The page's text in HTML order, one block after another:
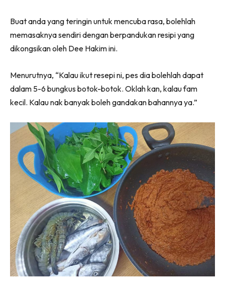
Buat anda yang teringin untuk mencuba rasa, bolehlah
memasaknya sendiri dengan berpandukan resipi yang
dikongsikan oleh Dee Hakim ini.
Menurutnya, “Kalau ikut resepi ni, pes dia bolehlah dapat
dalam 5-6 bungkus botok-botok. Oklah kan, kalau fam
kecil. Kalau nak banyak boleh gandakan bahannya ya.”